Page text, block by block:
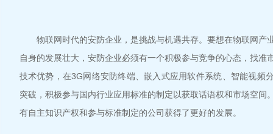
物联网时代的安防企业，是挑战与机遇共存。要想在物联网产
自身的发展壮大，安防企业必须有一个积极参与竞争的心态，找准
技术优势，在3G网络安防终端、嵌入式应用软件系统、智能视频
突破，积极参与国内行业应用标准的制定以获取话语权和市场空间
有自主知识产权和参与标准制定的公司获得了更好的发展。